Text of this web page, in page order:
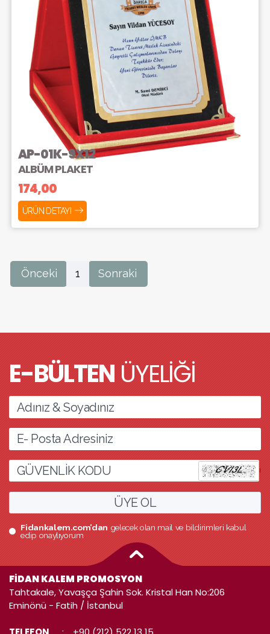
AP-01K-9X12
ALBÜM PLAKET
174,00
ÜRÜN DETAYI
Önceki 1 Sonraki
E-BÜLTENÜYELİĞİ
l
ÜYE OL
Fidankalem.com’dangelecek olan mail ve bildirimleri kabul
edip onaylıyorum
FİDAN KALEM PROMOSYON
Tahtakale, Yavaşça Şahin Sok. Kristal Han No:206
Eminönü - Fatih / İstanbul